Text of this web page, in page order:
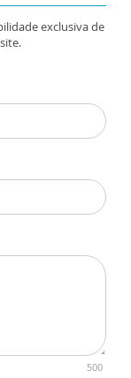
exclusiva de
500